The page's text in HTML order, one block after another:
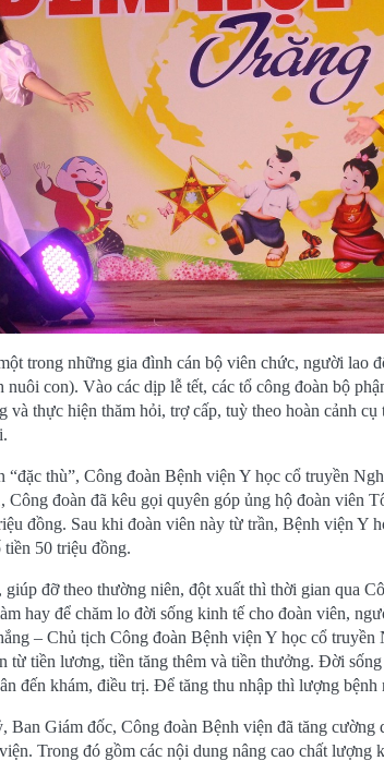
trong những gia đình cán bộ viên chức, người lao
con). Vào các dịp lễ tết, các tổ công đoàn bộ
và thực hiện thăm hỏi, trợ cấp, tuỳ theo hoàn cảnh
thù”, Công đoàn Bệnh viện Y học cổ truyền
đoàn đã kêu gọi quyên góp ủng hộ đoàn viên
đồng. Sau khi đoàn viên này từ trần, Bệnh viện Y
50 triệu đồng.
đỡ theo thường niên, đột xuất thì thời gian qua
hay để chăm lo đời sống kinh tế cho đoàn viên,
– Chủ tịch Công đoàn Bệnh viện Y học cổ truyền
từ tiền lương, tiền tăng thêm và tiền thưởng. Đời
đến khám, điều trị. Để tăng thu nhập thì lượng bệnh
Ban Giám đốc, Công đoàn Bệnh viện đã tăng
Trong đó gồm các nội dung nâng cao chất lượng